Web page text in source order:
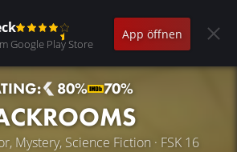
Google Play Store
App öffnen
80% 70%
Mystery, Science Fiction · FSK 16